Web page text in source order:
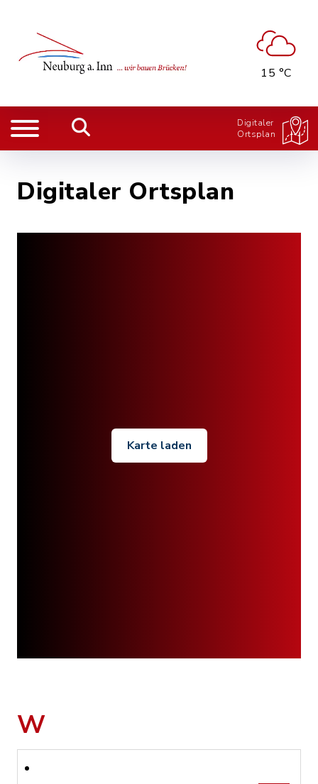
15 °C
Digitaler
Ortsplan
Digitaler Ortsplan
Karte laden
W